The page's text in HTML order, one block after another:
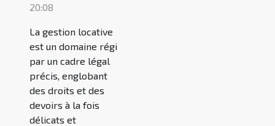
20:08
La gestion locative
est un domaine régi
par un cadre légal
précis, englobant
des droits et des
devoirs à la fois
délicats et